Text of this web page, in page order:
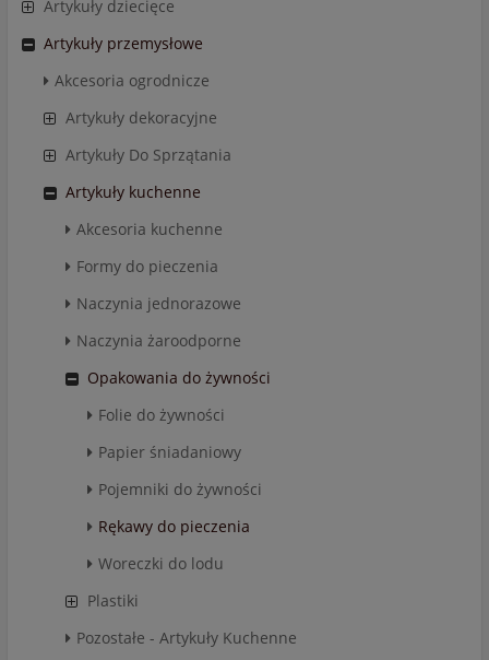
Artykuły dziecięce
Artykuły przemysłowe
Akcesoria ogrodnicze
Artykuły dekoracyjne
Artykuły Do Sprzątania
Artykuły kuchenne
Akcesoria kuchenne
Formy do pieczenia
Naczynia jednorazowe
Naczynia żaroodporne
Opakowania do żywności
Folie do żywności
Papier śniadaniowy
Pojemniki do żywności
Rękawy do pieczenia
Woreczki do lodu
Plastiki
Pozostałe - Artykuły Kuchenne